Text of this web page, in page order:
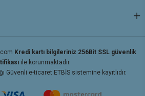
Kredi kartı bilgileriniz 256Bit SSL güvenlik
ile korunmaktadır.
Güvenli e-ticaret ETBİS sistemine kayıtlıdır.